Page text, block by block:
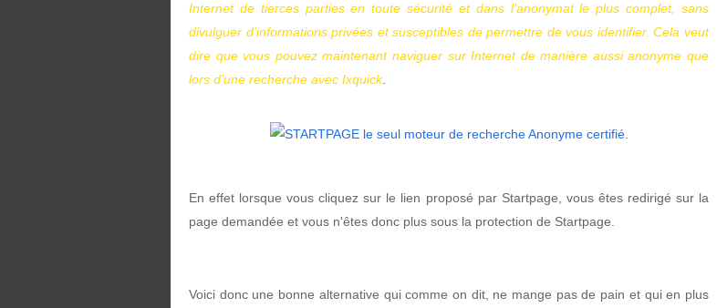
Internet de tierces parties en toute sécurité et dans l’anonymat le plus complet, sans
divulguer d’informations privées et susceptibles de permettre de vous identifier. Cela veut
dire que vous pouvez maintenant naviguer sur Internet de manière aussi anonyme que
lors d’une recherche avec Ixquick.
En effet lorsque vous cliquez sur le lien proposé par Startpage, vous êtes redirigé sur la
page demandée et vous n'êtes donc plus sous la protection de Startpage.
Voici donc une bonne alternative qui comme on dit, ne mange pas de pain et qui en plus